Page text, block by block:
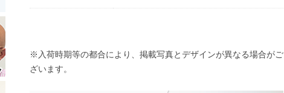
※入荷時期等の都合により、掲載写真とデザインが異なる場合がご
ざいます。